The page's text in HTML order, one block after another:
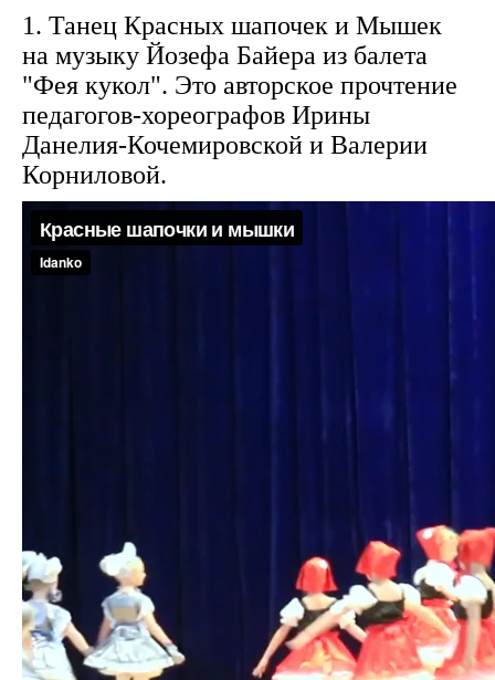
1. Танец Красных шапочек и Мышек
на музыку Йозефа Байера из балета
"Фея кукол". Это авторское прочтение
педагогов-хореографов Ирины
Данелия-Кочемировской и Валерии
Корниловой.